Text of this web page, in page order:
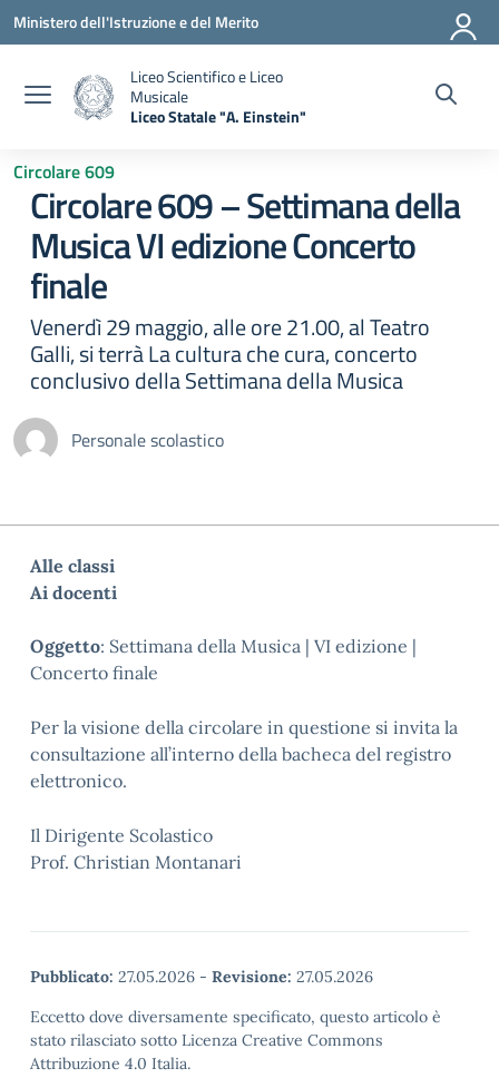
Vai ai contenuti
Vai al menu di navigazione
Vai al footer
Ministero dell'Istruzione e del Merito
Liceo Scientifico e Liceo
Musicale
Liceo Statale "A. Einstein"
Circolare 609
Circolare 609 – Settimana della
Musica VI edizione Concerto
finale
Venerdì 29 maggio, alle ore 21.00, al Teatro
Galli, si terrà La cultura che cura, concerto
conclusivo della Settimana della Musica
Personale scolastico
Alle classi
Ai docenti
Oggetto: Settimana della Musica | VI edizione |
Concerto finale
Per la visione della circolare in questione si invita la
consultazione all’interno della bacheca del registro
elettronico.
Il Dirigente Scolastico
Prof. Christian Montanari
Pubblicato: 27.05.2026 - Revisione: 27.05.2026
Eccetto dove diversamente specificato, questo articolo è
stato rilasciato sotto Licenza Creative Commons
Attribuzione 4.0 Italia.